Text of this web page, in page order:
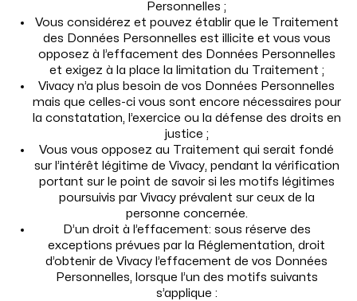
Personnelles ;
Vous considérez et pouvez établir que le Traitement
des Données Personnelles est illicite et vous vous
opposez à l’effacement des Données Personnelles
et exigez à la place la limitation du Traitement ;
Vivacy n’a plus besoin de vos Données Personnelles
mais que celles-ci vous sont encore nécessaires pour
la constatation, l’exercice ou la défense des droits en
justice ;
Vous vous opposez au Traitement qui serait fondé
sur l’intérêt légitime de Vivacy, pendant la vérification
portant sur le point de savoir si les motifs légitimes
poursuivis par Vivacy prévalent sur ceux de la
personne concernée.
D’un droit à l’effacement: sous réserve des
exceptions prévues par la Réglementation, droit
d’obtenir de Vivacy l’effacement de vos Données
Personnelles, lorsque l’un des motifs suivants
s’applique :